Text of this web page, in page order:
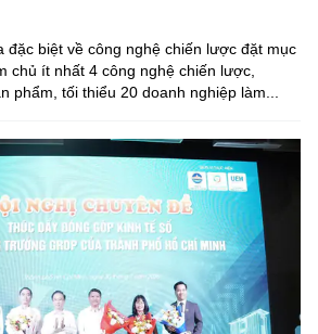
đặc biệt về công nghệ chiến lược đặt mục
chủ ít nhất 4 công nghệ chiến lược,
phẩm, tối thiểu 20 doanh nghiệp làm...